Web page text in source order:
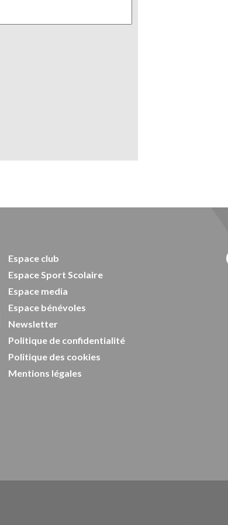
Espace club
Espace Sport Scolaire
Espace media
Espace bénévoles
Newsletter
Politique de confidentialité
Politique des cookies
Mentions légales